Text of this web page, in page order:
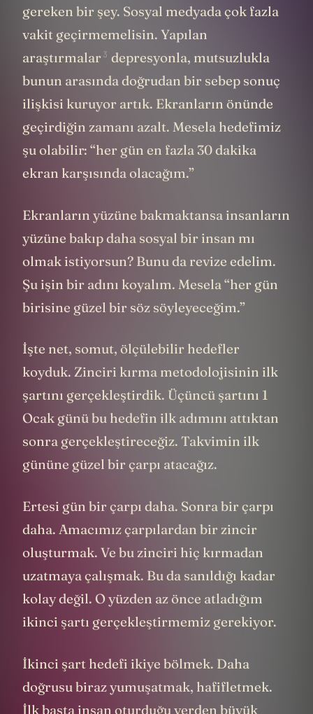
gereken bir şey. Sosyal medyada çok fazla
vakit geçirmemelisin. Yapılan
araştırmalar 3 depresyonla, mutsuzlukla
bunun arasında doğrudan bir sebep sonuç
ilişkisi kuruyor artık. Ekranların önünde
geçirdiğin zamanı azalt. Mesela hedefimiz
şu olabilir: “her gün en fazla 30 dakika
ekran karşısında olacağım.”
Ekranların yüzüne bakmaktansa insanların
yüzüne bakıp daha sosyal bir insan mı
olmak istiyorsun? Bunu da revize edelim.
Şu işin bir adını koyalım. Mesela “her gün
birisine güzel bir söz söyleyeceğim.”
İşte net, somut, ölçülebilir hedefler
koyduk. Zinciri kırma metodolojisinin ilk
şartını gerçekleştirdik. Üçüncü şartını 1
Ocak günü bu hedefin ilk adımını attıktan
sonra gerçekleştireceğiz. Takvimin ilk
gününe güzel bir çarpı atacağız.
Ertesi gün bir çarpı daha. Sonra bir çarpı
daha. Amacımız çarpılardan bir zincir
oluşturmak. Ve bu zinciri hiç kırmadan
uzatmaya çalışmak. Bu da sanıldığı kadar
kolay değil. O yüzden az önce atladığım
ikinci şartı gerçekleştirmemiz gerekiyor.
İkinci şart hedefi ikiye bölmek. Daha
doğrusu biraz yumuşatmak, hafifletmek.
İlk başta insan oturduğu yerden büyük